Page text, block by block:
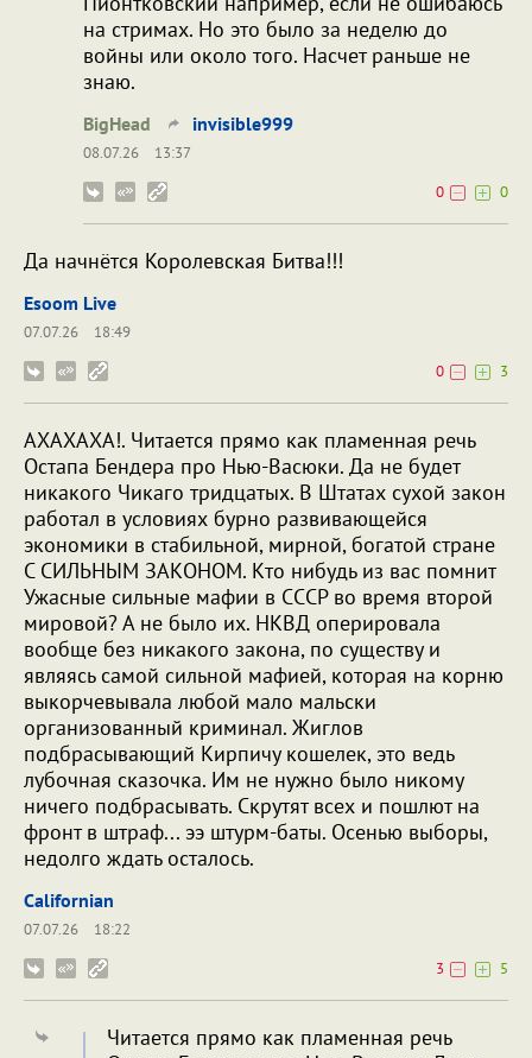
на стримах. Но это было за неделю до
войны или около того. Насчет раньше не
знаю.
BigHead invisible999
08.07.26
13:37
0
0
Да начнётся Королевская Битва!!!
Esoom Live
07.07.26
18:49
0
3
АХАХАХА!. Читается прямо как пламенная речь
Остапа Бендера про Нью-Васюки. Да не будет
никакого Чикаго тридцатых. В Штатах сухой закон
работал в условиях бурно развивающейся
экономики в стабильной, мирной, богатой стране
С СИЛЬНЫМ ЗАКОНОМ. Кто нибудь из вас помнит
Ужасные сильные мафии в СССР во время второй
мировой? А не было их. НКВД оперировала
вообще без никакого закона, по существу и
являясь самой сильной мафией, которая на корню
выкорчевывала любой мало мальски
организованный криминал. Жиглов
подбрасывающий Кирпичу кошелек, это ведь
лубочная сказочка. Им не нужно было никому
ничего подбрасывать. Скрутят всех и пошлют на
фронт в штраф... ээ штурм-баты. Осенью выборы,
недолго ждать осталось.
Californian
07.07.26
18:22
3
5
Читается прямо как пламенная речь